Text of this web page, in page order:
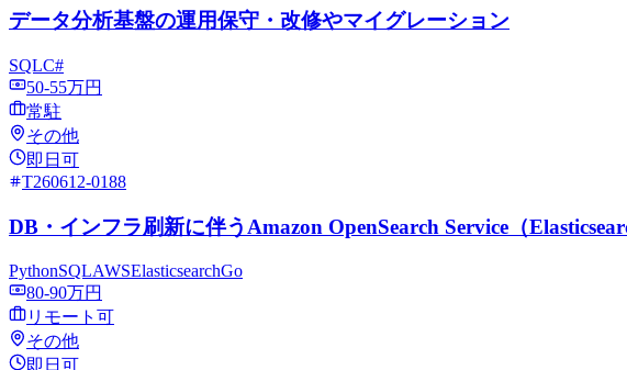
データ分析基盤の運用保守・改修やマイグレーション
SQLC#
50-55万円
常駐
その他
即日可
T260612-0188
DB・インフラ刷新に伴うAmazon OpenSearch Service（
PythonSQLAWSElasticsearchGo
80-90万円
リモート可
その他
即日可